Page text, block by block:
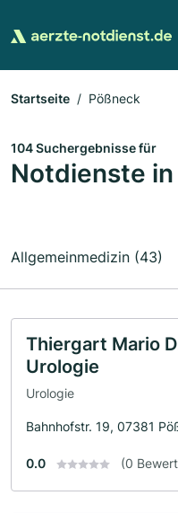
Startseite Pößneck
104 Suchergebnisse für
Notdienste
Allgemeinmedizin (43)
Thiergart Mario
Urologie
Urologie
Bahnhofstr. 19, 07381
0.0 (0